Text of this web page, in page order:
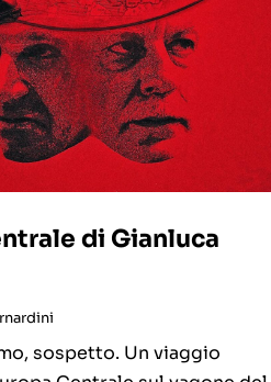
di Gianluca
sospetto. Un viaggio